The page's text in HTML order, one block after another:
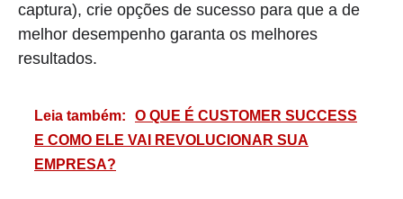
captura), crie opções de sucesso para que a de
melhor desempenho garanta os melhores
resultados.
Leia também:
O QUE É CUSTOMER SUCCESS
E COMO ELE VAI REVOLUCIONAR SUA
EMPRESA?